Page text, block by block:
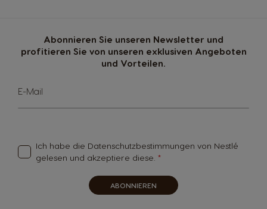
Abonnieren Sie unseren Newsletter und
profitieren Sie von unseren exklusiven Angeboten
und Vorteilen.
Sign
Up
for
E-Mail
Ich habe die Datenschutzbestimmungen von Nestlé
gelesen und akzeptiere diese.
ABONNIEREN